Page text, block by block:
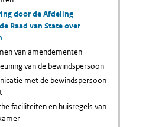
door de Afdeling
Raad van State over
van amendementen
van de bewindspersoon
met de bewindspersoon
faciliteiten en huisregels van